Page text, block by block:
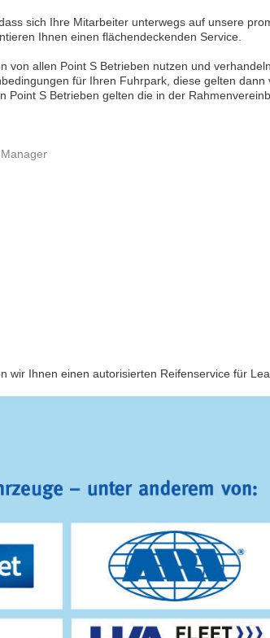
sich Ihre Mitarbeiter unterwegs auf unsere
Ihnen einen flächendeckenden Service.
von allen Point S Betrieben nutzen und
für Ihren Fuhrpark, diese gelten
S Betrieben gelten die in der
Ihnen einen autorisierten Reifenservice für